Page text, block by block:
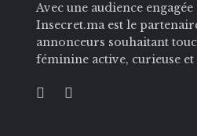
Avec une audience
Insecret.ma est le
annonceurs souhaitant
féminine active, curieuse et